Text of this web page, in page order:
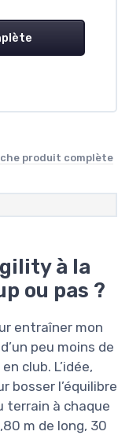
produit complète
à la
ou pas ?
entraîner mon
peu moins de
club. L’idée,
bosser l’équilibre
terrain à chaque
m de long, 30